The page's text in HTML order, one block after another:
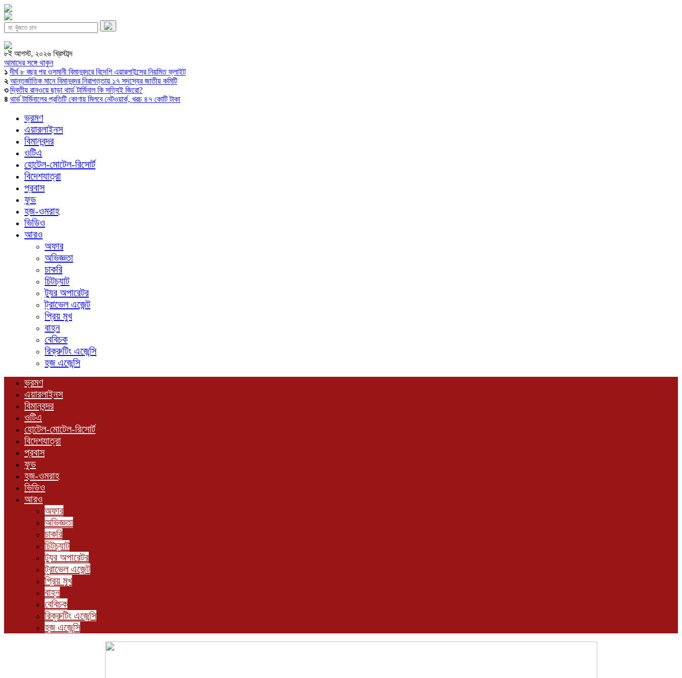
৮ই আগস্ট, ২০২৬ খ্রিস্টাব্দ
আমাদের সঙ্গে থাকুন
১ দীর্ঘ ৮ বছর পর ওসমানী বিমানবন্দরে বিদেশি এয়ারলাইন্সের নিয়মিত ফ্লাইট
২ আন্তর্জাতিক মানে বিমানবন্দর নিরাপত্তায় ১৭ সদস্যের জাতীয় কমিটি
৩ দ্বিতীয় রানওয়ে ছাড়া থার্ড টার্মিনাল কি সত্যিই জিরো?
৪ থার্ড টার্মিনালের প্রতিটি কোণায় মিলবে নেটওয়ার্ক, খরচ ৪৭ কোটি টাকা
ভ্রমণ
এয়ারলাইনস
বিমানবন্দর
ওটিএ
হোটেল-মোটেল-রিসোর্ট
বিদেশযাত্রা
প্রবাস
ফুড
হজ-ওমরাহ
ভিডিও
আরও
অফার
অভিজ্ঞতা
চাকরি
চিটচ্যাট
ট্যুর অপারেটর
ট্রাভেল এজেন্ট
প্রিয় মুখ
বাহন
বেবিচক
রিক্রুটিং এজেন্সি
হজ এজেন্সি
ভ্রমণ
এয়ারলাইনস
বিমানবন্দর
ওটিএ
হোটেল-মোটেল-রিসোর্ট
বিদেশযাত্রা
প্রবাস
ফুড
হজ-ওমরাহ
ভিডিও
আরও
অফার
অভিজ্ঞতা
চাকরি
চিটচ্যাট
ট্যুর অপারেটর
ট্রাভেল এজেন্ট
প্রিয় মুখ
বাহন
বেবিচক
রিক্রুটিং এজেন্সি
হজ এজেন্সি